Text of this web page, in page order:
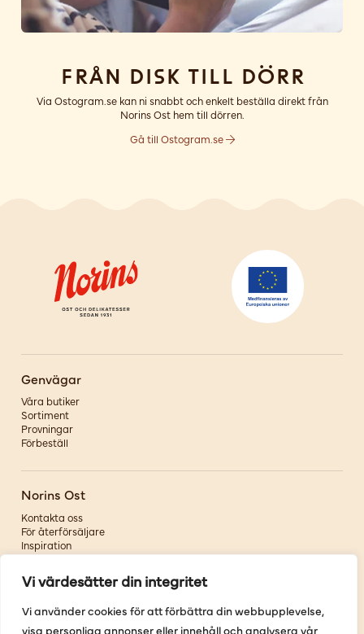
Vi värdesätter din integritet
Vi använder cookies för att förbättra din webbupplevelse,
visa personliga annonser eller innehåll och analysera vår
Från disk till dörr
Via Ostogram.se kan ni snabbt och enkelt beställa direkt från
Norins Ost hem till dörren.
Gå till Ostogram.se
Genvägar
Våra butiker
Sortiment
Provningar
Förbeställ
Norins Ost
Kontakta oss
För återförsäljare
Inspiration
Om oss
Följ oss